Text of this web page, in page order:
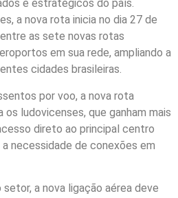
e estratégicos do país.
a nova rota inicia no dia 27 de
as sete novas rotas
em sua rede, ampliando a
cidades brasileiras.
por voo, a nova rota
ludovicenses, que ganham mais
direto ao principal centro
necessidade de conexões em
a nova ligação aérea deve